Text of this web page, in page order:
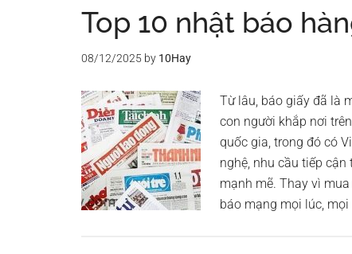
Top 10 nhật báo
08/12/2025 by 10Hay
Từ lâu, báo giấy đã là
con người khắp nơi
quốc gia, trong đó có
nghệ, nhu cầu tiếp
mạnh mẽ. Thay vì
báo mạng mọi lúc,